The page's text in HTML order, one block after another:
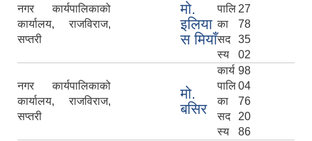
नगर कार्यपालिकाको
कार्यालय, राजविराज,
सप्तरी
मो.
इलिया
स मियाँ
पालि
का
सद
स्य
27
78
35
02
नगर कार्यपालिकाको
कार्यालय, राजविराज,
सप्तरी
मो.
बसिर
कार्य
पालि
का
सद
स्य
98
04
76
20
86